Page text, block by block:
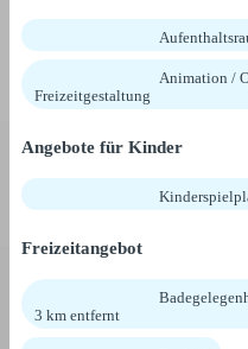
Animation /
Freizeitgestaltung
Angebote für Kinder
Freizeitangebot
3 km entfernt